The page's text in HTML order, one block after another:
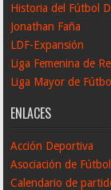
Historia del Fútbol
Jonathan Faña
LDF-Expansión
Liga Femenina de
Liga Mayor de
ENLACES
Acción Deportiva
Asociación de
Calendario de